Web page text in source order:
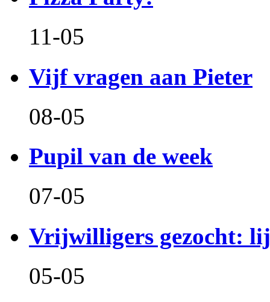
11-05
Vijf vragen aan Pieter
08-05
Pupil van de week
07-05
Vrijwilligers gezocht:
05-05